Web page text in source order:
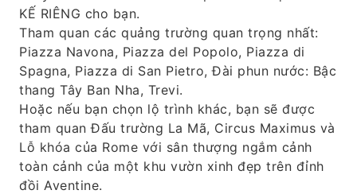
KẾ RIÊNG cho bạn.
Tham quan các quảng trường quan trọng nhất:
Piazza Navona, Piazza del Popolo, Piazza di
Spagna, Piazza di San Pietro, Đài phun nước: Bậc
thang Tây Ban Nha, Trevi.
Hoặc nếu bạn chọn lộ trình khác, bạn sẽ được
tham quan Đấu trường La Mã, Circus Maximus và
Lỗ khóa của Rome với sân thượng ngắm cảnh
toàn cảnh của một khu vườn xinh đẹp trên đỉnh
đồi Aventine.